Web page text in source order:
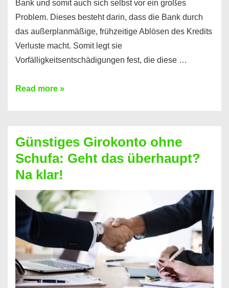
Bank und somit auch sich selbst vor ein großes
Problem. Dieses besteht darin, dass die Bank durch
das außerplanmäßige, frühzeitige Ablösen des Kredits
Verluste macht. Somit legt sie
Vorfälligkeitsentschädigungen fest, die diese …
Kredit
dabei
profitieren
–
So
funktioniert’s
Read more »
Günstiges Girokonto ohne
Schufa: Geht das überhaupt?
Na klar!